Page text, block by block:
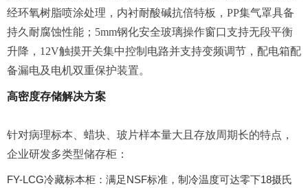
经环氧树脂喷涂处理，内衬耐酸碱抗倍特板，PP集气罩具备
持久耐腐蚀性能；5mm钢化安全玻璃操作窗口支持无段平衡
升降，12V触摸开关集中控制电路并支持变频调节，配电箱配
备漏电及电机双重保护装置。
高密度存储解决方案
针对病理标本、蜡块、玻片样本量大且存放周期长的特点，
企业研发多类型储存柜：
FY-LCG冷藏标本柜：满足NSF标准，制冷温度可达零下18摄氏